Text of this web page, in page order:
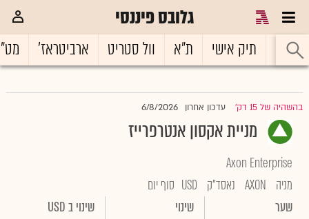
גלובס פיננסי
ראשי תיק אישי ת"א וול סטריט ארביטראז'
בהשהיה של 15 דק' עדכון אחרון 6/8/2026
מניית אקסון אנטרפרייז
Axon Enterprise
מניה
AXON נאסד"ק USD סוף יום
שער
שינוי שינוי ב USD